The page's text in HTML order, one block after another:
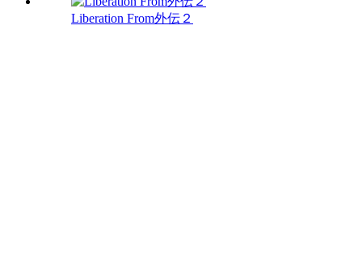
Liberation From外伝２